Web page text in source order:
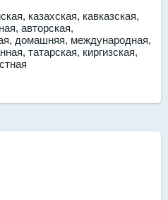
казахская, кавказская,
авторская,
домашняя, международная,
татарская, киргизская,